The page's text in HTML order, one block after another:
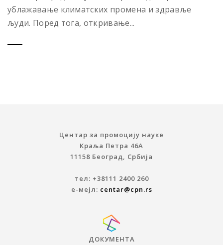
ублажавањe климатских промена и здрављe
људи. Поред тога, откривање...
Центар за промоцију науке
Краља Петра 46A
11158 Београд, Србија
тел: +38111 2400 260
е-мејл: centar@cpn.rs
ДОКУМЕНТА